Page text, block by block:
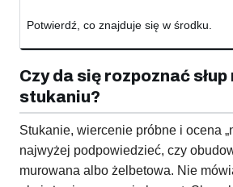
Potwierdź, co znajduje się w środku.
Czy da się rozpoznać słup
stukaniu?
Stukanie, wiercenie próbne i ocena
najwyżej podpowiedzieć, czy
murowana albo żelbetowa. Nie